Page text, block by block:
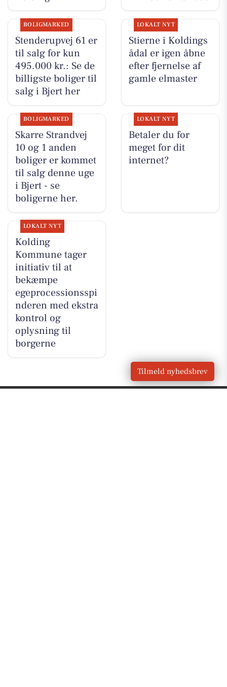
BOLIGMARKED
Stenderupvej 61 er
til salg for kun
495.000 kr.: Se de
billigste boliger til
salg i Bjert her
LOKALT NYT
Stierne i Koldings
ådal er igen åbne
efter fjernelse af
gamle elmaster
BOLIGMARKED
Skarre Strandvej
10 og 1 anden
boliger er kommet
til salg denne uge
i Bjert - se
boligerne her.
LOKALT NYT
Betaler du for
meget for dit
internet?
LOKALT NYT
Kolding
Kommune tager
initiativ til at
bekæmpe
egeprocessionsspi
nderen med ekstra
kontrol og
oplysning til
borgerne
Tilmeld nyhedsbrev